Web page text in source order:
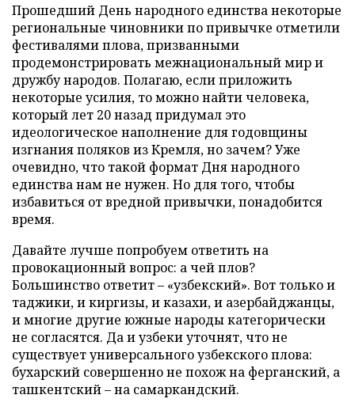
Прошедший День народного единства некоторые
региональные чиновники по привычке отметили
фестивалями плова, призванными
продемонстрировать межнациональный мир и
дружбу народов. Полагаю, если приложить
некоторые усилия, то можно найти человека,
который лет 20 назад придумал это
идеологическое наполнение для годовщины
изгнания поляков из Кремля, но зачем? Уже
очевидно, что такой формат Дня народного
единства нам не нужен. Но для того, чтобы
избавиться от вредной привычки, понадобится
время.
Давайте лучше попробуем ответить на
провокационный вопрос: а чей плов?
Большинство ответит – «узбекский». Вот только и
таджики, и киргизы, и казахи, и азербайджанцы,
и многие другие южные народы категорически
не согласятся. Да и узбеки уточнят, что не
существует универсального узбекского плова:
бухарский совершенно не похож на ферганский, а
ташкентский – на самаркандский.